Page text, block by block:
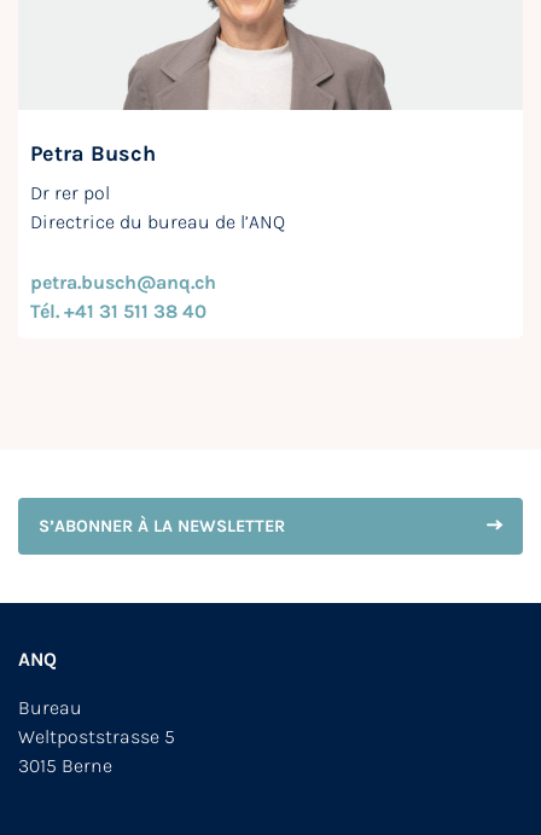
Petra Busch
Dr rer pol
Directrice du bureau de l’ANQ
petra.busch@anq.ch
Tél. +41 31 511 38 40
S’ABONNER À LA NEWSLETTER
ANQ
Bureau
Weltpoststrasse 5
3015 Berne